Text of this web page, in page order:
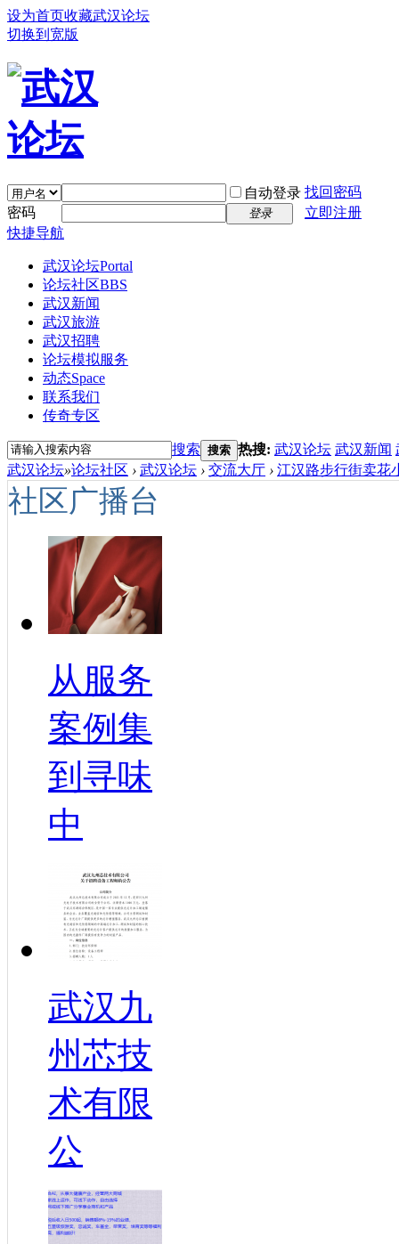
设为首页收藏武汉论坛
切换到宽版
自动登录 找回密码
密码
登录
立即注册
快捷导航
武汉论坛Portal
论坛社区BBS
武汉新闻
武汉旅游
武汉招聘
论坛模拟服务
动态Space
联系我们
传奇专区
搜索 搜索 热搜: 武汉论坛 武汉新闻
武汉论坛»论坛社区 › 武汉论坛 › 交流大厅 › 江汉路步行街卖花
社区广播台
从服务
案例集
到寻味
中
武汉九
州芯技
术有限
公